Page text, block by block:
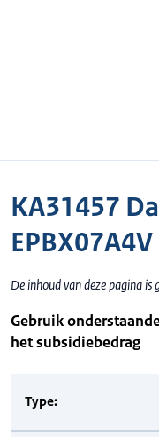
KA31457
EPBX07A4V
De inhoud van deze pagina
Gebruik
het subsidiebedrag
Type: